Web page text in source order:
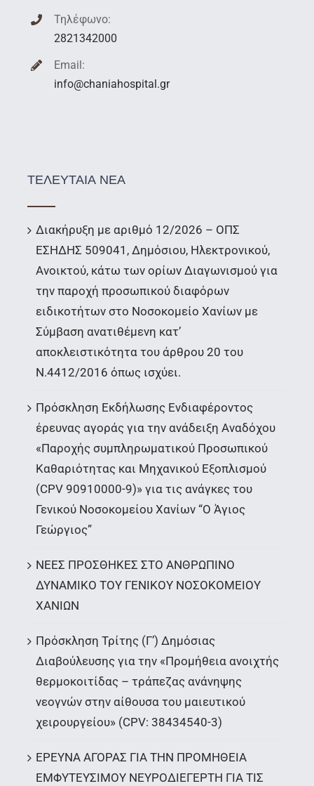
Τηλέφωνο:
2821342000
Email:
info@chaniahospital.gr
ΤΕΛΕΥΤΑΙΑ ΝΕΑ
Διακήρυξη με αριθμό 12/2026 – ΟΠΣ
ΕΣΗΔΗΣ 509041, Δημόσιου, Ηλεκτρονικού,
Ανοικτού, κάτω των ορίων Διαγωνισμού για
την παροχή προσωπικού διαφόρων
ειδικοτήτων στο Νοσοκομείο Χανίων με
Σύμβαση ανατιθέμενη κατ’
αποκλειστικότητα του άρθρου 20 του
Ν.4412/2016 όπως ισχύει.
Πρόσκληση Εκδήλωσης Ενδιαφέροντος
έρευνας αγοράς για την ανάδειξη Αναδόχου
«Παροχής συμπληρωματικού Προσωπικού
Καθαριότητας και Μηχανικού Εξοπλισμού
(CPV 90910000-9)» για τις ανάγκες του
Γενικού Νοσοκομείου Χανίων “Ο Άγιος
Γεώργιος”
ΝΕΕΣ ΠΡΟΣΘΗΚΕΣ ΣΤΟ ΑΝΘΡΩΠΙΝΟ
ΔΥΝΑΜΙΚΟ ΤΟΥ ΓΕΝΙΚΟΥ ΝΟΣΟΚΟΜΕΙΟΥ
ΧΑΝΙΩΝ
Πρόσκληση Τρίτης (Γ’) Δημόσιας
Διαβούλευσης για την «Προμήθεια ανοιχτής
θερμοκοιτίδας – τράπεζας ανάνηψης
νεογνών στην αίθουσα του μαιευτικού
χειρουργείου» (CPV: 38434540-3)
ΕΡΕΥΝΑ ΑΓΟΡΑΣ ΓΙΑ ΤΗΝ ΠΡΟΜΗΘΕΙΑ
ΕΜΦΥΤΕΥΣΙΜΟΥ ΝΕΥΡΟΔΙΕΓΕΡΤΗ ΓΙΑ ΤΙΣ